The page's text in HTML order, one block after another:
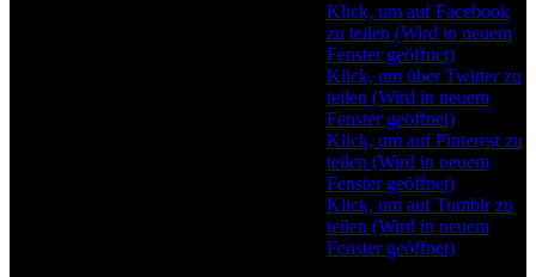
Klick, um auf Facebook
zu teilen (Wird in neuem
Fenster geöffnet)
Klick, um über Twitter zu
teilen (Wird in neuem
Fenster geöffnet)
Klick, um auf Pinterest zu
teilen (Wird in neuem
Fenster geöffnet)
Klick, um auf Tumblr zu
teilen (Wird in neuem
Fenster geöffnet)